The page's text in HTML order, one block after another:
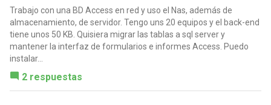
Trabajo con una BD Access en red y uso el Nas, además de
almacenamiento, de servidor. Tengo uns 20 equipos y el back-end
tiene unos 50 KB. Quisiera migrar las tablas a sql server y
mantener la interfaz de formularios e informes Access. Puedo
instalar...
2 respuestas